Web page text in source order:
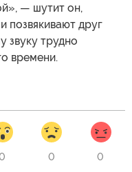
— шутит он,
позвякивают друг
звуку трудно
времени.
0 0